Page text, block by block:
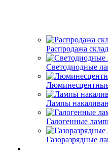
Распродажа
Светодиодные
Лампы
Галогенные
Газоразрядные